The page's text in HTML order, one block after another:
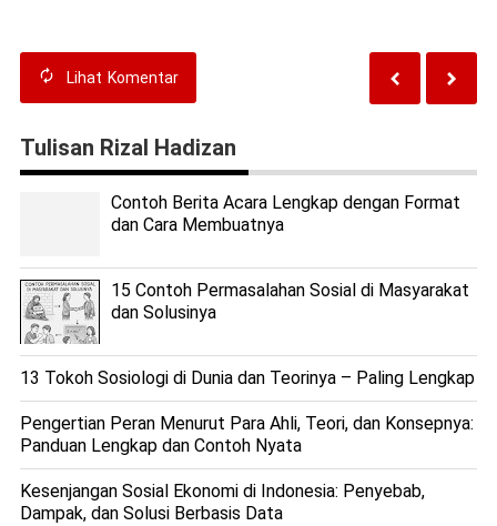
Lihat Komentar
Tulisan Rizal Hadizan
Contoh Berita Acara Lengkap dengan Format
dan Cara Membuatnya
15 Contoh Permasalahan Sosial di Masyarakat
dan Solusinya
13 Tokoh Sosiologi di Dunia dan Teorinya – Paling Lengkap
Pengertian Peran Menurut Para Ahli, Teori, dan Konsepnya:
Panduan Lengkap dan Contoh Nyata
Kesenjangan Sosial Ekonomi di Indonesia: Penyebab,
Dampak, dan Solusi Berbasis Data